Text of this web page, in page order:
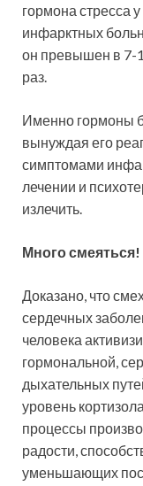
гормона стресса
инфарктных
он превышен в 7-
раз.
Именно гормоны
вынуждая его
симптомами
лечении и
излечить.
Много смеяться!
Доказано, что
сердечных
человека
гормональной,
дыхательных
уровень
процессы
радости,
уменьшающих